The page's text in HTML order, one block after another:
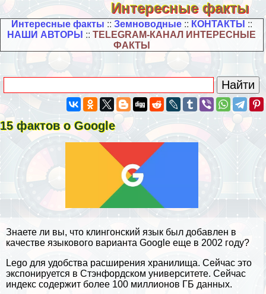
Интересные факты
Интересные факты :: Земноводные:: КОНТАКТЫ ::
НАШИ АВТОРЫ ::TELEGRAM-КАНАЛ ИНТЕРЕСНЫЕ
ФАКТЫ
15 фактов о Google
Знаете ли вы, что клингонский язык был добавлен в
качестве языкового варианта Google еще в 2002 году?
Lego для удобства расширения хранилища. Сейчас это
экспонируется в Стэнфордском университете. Сейчас
индекс содержит более 100 миллионов ГБ данных.